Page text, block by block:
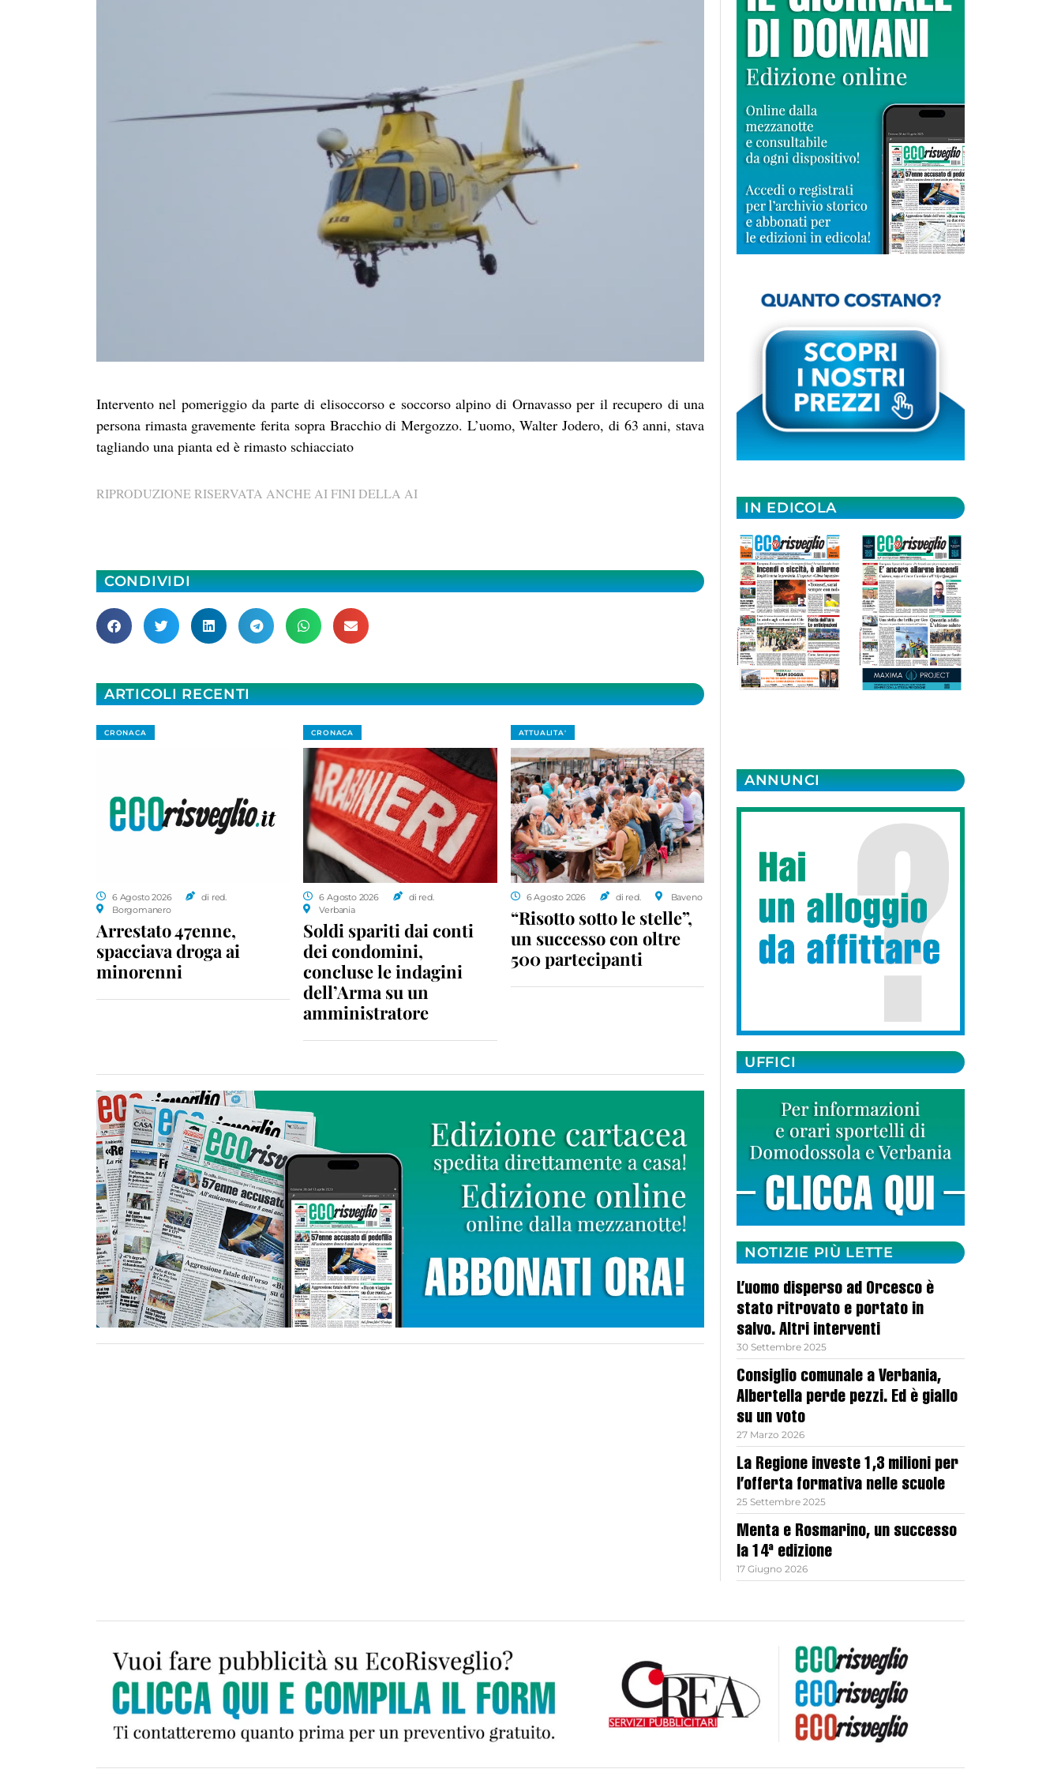
Intervento nel pomeriggio da parte di elisoccorso e soccorso alpino di Ornavasso per il recupero di una
persona rimasta gravemente ferita sopra Bracchio di Mergozzo. L’uomo, Walter Jodero, di 63 anni, stava
tagliando una pianta ed è rimasto schiacciato
RIPRODUZIONE RISERVATA ANCHE AI FINI DELLA AI
CONDIVIDI
ARTICOLI RECENTI
CRONACA
6 Agosto 2026
di red.
Borgomanero
Arrestato 47enne,
spacciava droga ai
minorenni
CRONACA
6 Agosto 2026
di red.
Verbania
Soldi spariti dai conti
dei condomini,
concluse le indagini
dell’Arma su un
amministratore
ATTUALITA'
6 Agosto 2026 di red. Baveno
“Risotto sotto le stelle”,
un successo con oltre
500 partecipanti
IN EDICOLA
ANNUNCI
UFFICI
NOTIZIE PIÙ LETTE
L’uomo disperso ad Orcesco è
stato ritrovato e portato in
salvo. Altri interventi
30 Settembre 2025
Consiglio comunale a Verbania,
Albertella perde pezzi. Ed è giallo
su un voto
27 Marzo 2026
La Regione investe 1,3 milioni per
l’offerta formativa nelle scuole
25 Settembre 2025
Menta e Rosmarino, un successo
la 14ª edizione
17 Giugno 2026